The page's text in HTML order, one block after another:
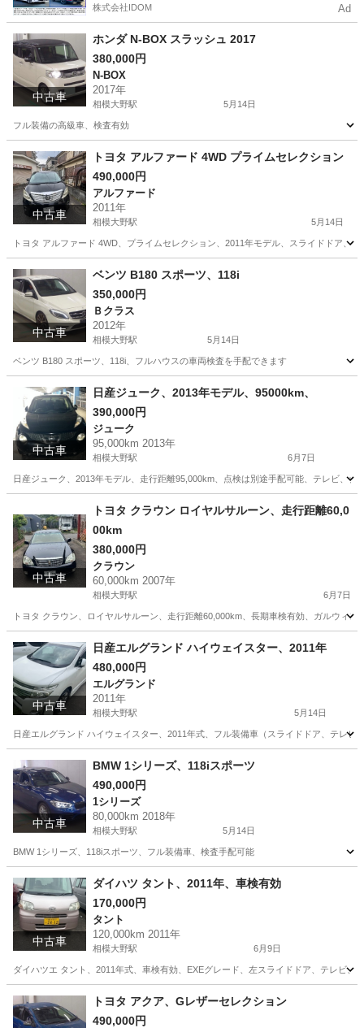
株式会社IDOM Ad
中古車
ホンダ N-BOX スラッシュ 2017
380,000円
N-BOX
2017年
相模大野駅 5月14日
フル装備の高級車、検査有効
神奈川 相模原市 相模大野駅 N-BOX スラッシュ
中古車
トヨタ アルファード 4WD プライムセレクション
490,000円
アルファード
2011年
相模大野駅 5月14日
トヨタ アルファード 4WD、プライムセレクション、2011年モデル、スライドドア、
神奈川 相模原市
中古車
ベンツ B180 スポーツ、118i
350,000円
Ｂクラス
2012年
相模大野駅 5月14日
ベンツ B180 スポーツ、118i、フルハウスの車両検査を手配できます
神奈川 相模原市 相模大野駅 Ｂクラス
中古車
日産ジューク、2013年モデル、95000km、
390,000円
ジューク
95,000km 2013年
相模大野駅 6月7日
日産ジューク、2013年モデル、走行距離95,000km、点検は別途手配可能、テレビ、ナ
相模原市 相模大野駅 ジューク
中古車
トヨタ クラウン ロイヤルサルーン、走行距離60,0
00km
380,000円
クラウン
60,000km 2007年
相模大野駅 6月7日
トヨタ クラウン、ロイヤルサルーン、走行距離60,000km、長期車検有効、ガルウィン
神奈川 相模原市 相模大野駅 クラウン
中古車
日産エルグランド ハイウェイスター、2011年
480,000円
エルグランド
2011年
相模大野駅 5月14日
日産エルグランド ハイウェイスター、2011年式、フル装備車（スライドドア、テレビ
神奈川 相模原市 相模大野駅 エルグランド
日産エルグランド
中古車
BMW 1シリーズ、118iスポーツ
490,000円
1シリーズ
80,000km 2018年
相模大野駅 5月14日
BMW 1シリーズ、118iスポーツ、フル装備車、検査手配可能
神奈川 相模原市 相模大野駅 1シリーズ
中古車
ダイハツ タント、2011年、車検有効
170,000円
タント
120,000km 2011年
相模大野駅 6月9日
ダイハツエ タント、2011年式、車検有効、EXEグレード、左スライドドア、テレビ、
神奈川 相模原市 相模大野駅 タント スライドドア
トヨタ アクア、Gレザーセレクション
490,000円